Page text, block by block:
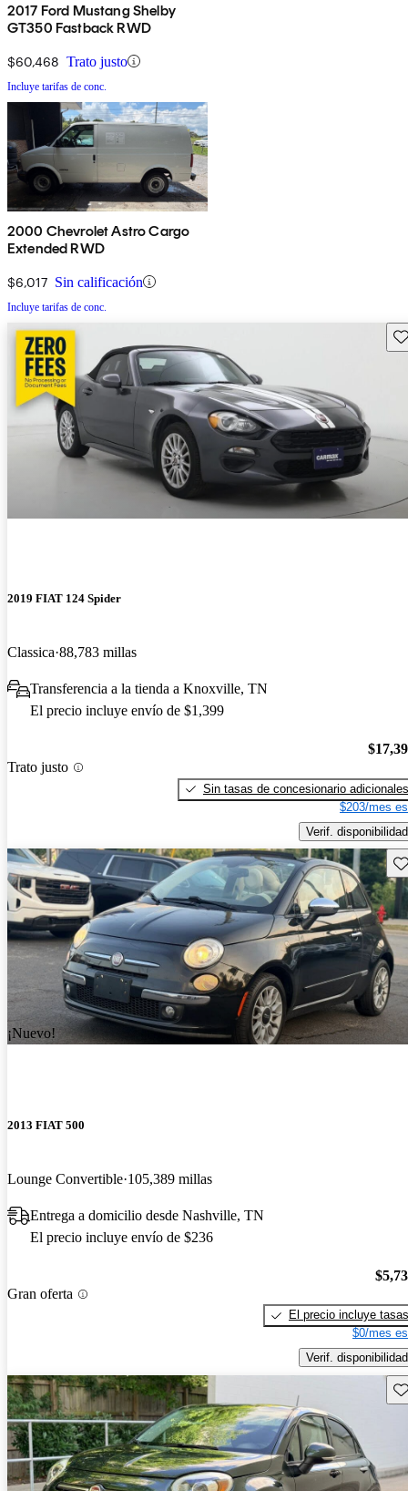
2017 Ford Mustang Shelby
GT350 Fastback RWD
$60,468 Trato justo
Incluye tarifas de conc.
2000 Chevrolet Astro Cargo
Extended RWD
$6,017 Sin calificación
Incluye tarifas de conc.
2019 FIAT 124 Spider
Classica 88,783 millas
Transferencia a la tienda a Knoxville, TN
El precio incluye envío de $1,399
Trato justo
Sin tasas de concesionario adicionales
$203/mes
Verif. disponibilidad
¡Nuevo!
2013 FIAT 500
Lounge Convertible 105,389 millas
Entrega a domicilio desde Nashville, TN
El precio incluye envío de $236
Gran oferta
El precio incluye tasas
$0/mes
Verif. disponibilidad